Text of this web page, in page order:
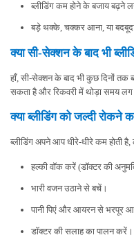
ब्लीडिंग कम होने के बजाय बढ़ने
बड़े थक्के, चक्कर आना, या
क्या सी-सेक्शन के बाद भी
हाँ, सी-सेक्शन के बाद भी कुछ दिनों तक
सकता है और रिकवरी में थोड़ा समय
क्या ब्लीडिंग को जल्दी रोकने
ब्लीडिंग अपने आप धीरे-धीरे कम होती
हल्की वॉक करें (डॉक्टर की
भारी वजन उठाने से बचें।
पानी पिएं और आयरन से भरपूर
डॉक्टर की सलाह का पालन करें।